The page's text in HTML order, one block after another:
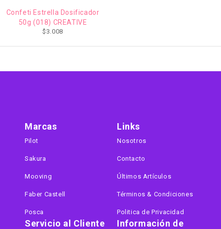
Confeti Estrella Dosificador
50g (018) CREATIVE
$3.008
Información de
Marcas
Pilot
Sakura
Mooving
Faber Castell
Posca
Links
Nosotros
Contacto
Últimos Artículos
Términos & Condiciones
Politica de Privacidad
Servicio al Cliente